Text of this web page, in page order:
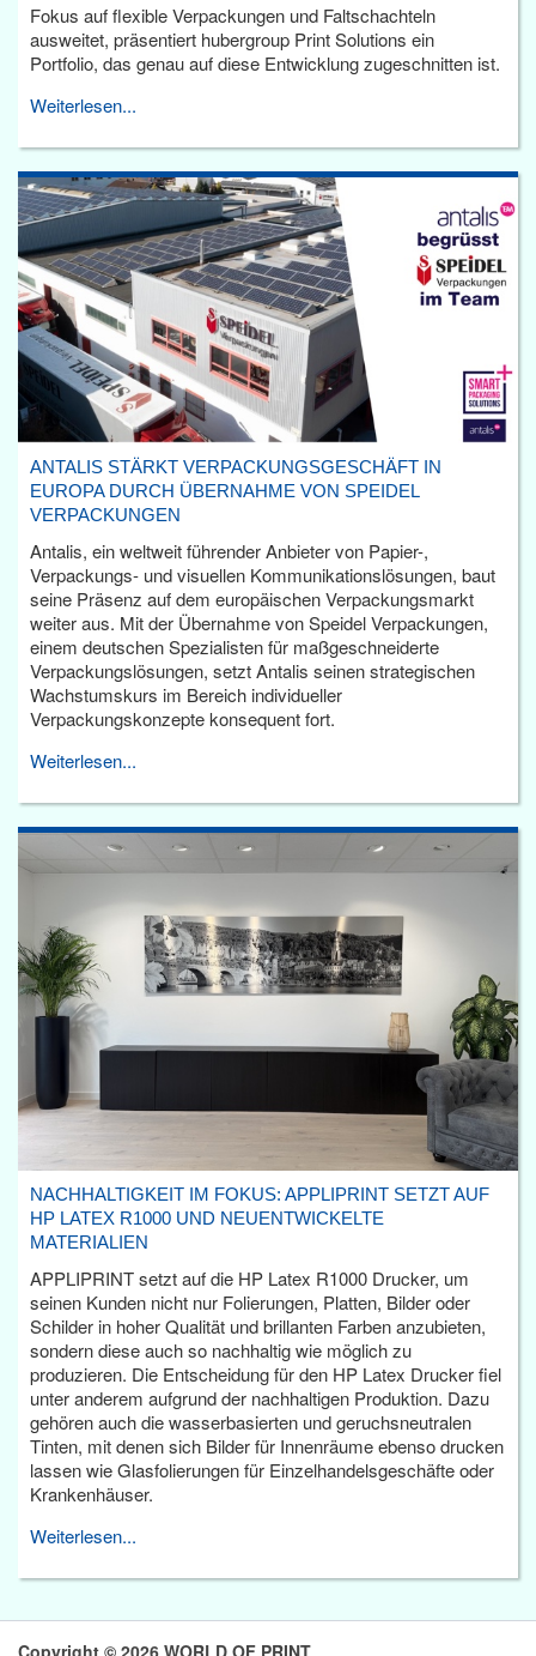
Fokus auf flexible Verpackungen und Faltschachteln
ausweitet, präsentiert hubergroup Print Solutions ein
Portfolio, das genau auf diese Entwicklung zugeschnitten ist.
Weiterlesen...
ANTALIS STÄRKT VERPACKUNGSGESCHÄFT IN
EUROPA DURCH ÜBERNAHME VON SPEIDEL
VERPACKUNGEN
Antalis, ein weltweit führender Anbieter von Papier-,
Verpackungs- und visuellen Kommunikationslösungen, baut
seine Präsenz auf dem europäischen Verpackungsmarkt
weiter aus. Mit der Übernahme von Speidel Verpackungen,
einem deutschen Spezialisten für maßgeschneiderte
Verpackungslösungen, setzt Antalis seinen strategischen
Wachstumskurs im Bereich individueller
Verpackungskonzepte konsequent fort.
Weiterlesen...
NACHHALTIGKEIT IM FOKUS: APPLIPRINT SETZT AUF
HP LATEX R1000 UND NEUENTWICKELTE
MATERIALIEN
APPLIPRINT setzt auf die HP Latex R1000 Drucker, um
seinen Kunden nicht nur Folierungen, Platten, Bilder oder
Schilder in hoher Qualität und brillanten Farben anzubieten,
sondern diese auch so nachhaltig wie möglich zu
produzieren. Die Entscheidung für den HP Latex Drucker fiel
unter anderem aufgrund der nachhaltigen Produktion. Dazu
gehören auch die wasserbasierten und geruchsneutralen
Tinten, mit denen sich Bilder für Innenräume ebenso drucken
lassen wie Glasfolierungen für Einzelhandelsgeschäfte oder
Krankenhäuser.
Weiterlesen...